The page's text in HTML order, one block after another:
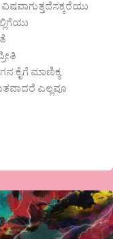
ಕೈಗೆ ಮಾಣಿಕ್ಯ
ಎಲ್ಲವೂ